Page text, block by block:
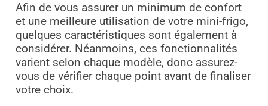
Afin de vous assurer un minimum de confort
et une meilleure utilisation de votre mini-frigo,
quelques caractéristiques sont également à
considérer. Néanmoins, ces fonctionnalités
varient selon chaque modèle, donc assurez-
vous de vérifier chaque point avant de finaliser
votre choix.